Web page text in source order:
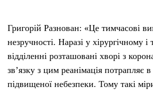
Григорій Разнован: «Це тимчасові
незручності. Наразі у хірургічному
відділенні розташовані хворі з
зв’язку з цим реанімація потрапляє
підвищеної небезпеки. Тому такі